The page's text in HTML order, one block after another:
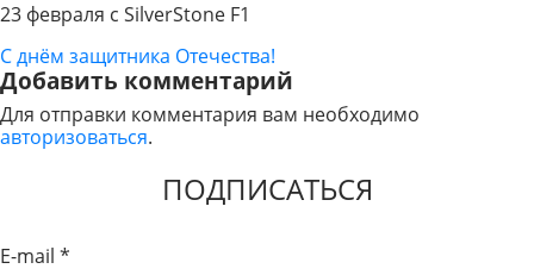
23 февраля с SilverStone F1
НАВИГАЦИЯ
ПО
ЗАПИСЯМ
С днём защитника Отечества!
Добавить комментарий
Для отправки комментария вам необходимо
авторизоваться.
ПОДПИСАТЬСЯ
E-mail *